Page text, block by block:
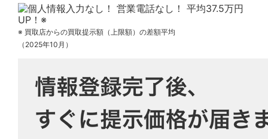
※ 買取店からの買取提示額（上限額）の差額平均
（2025年10月）